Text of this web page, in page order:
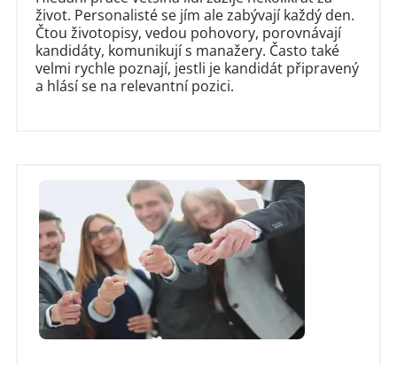
život. Personalisté se jím ale zabývají každý den.
Čtou životopisy, vedou pohovory, porovnávají
kandidáty, komunikují s manažery. Často také
velmi rychle poznají, jestli je kandidát připravený
a hlásí se na relevantní pozici.